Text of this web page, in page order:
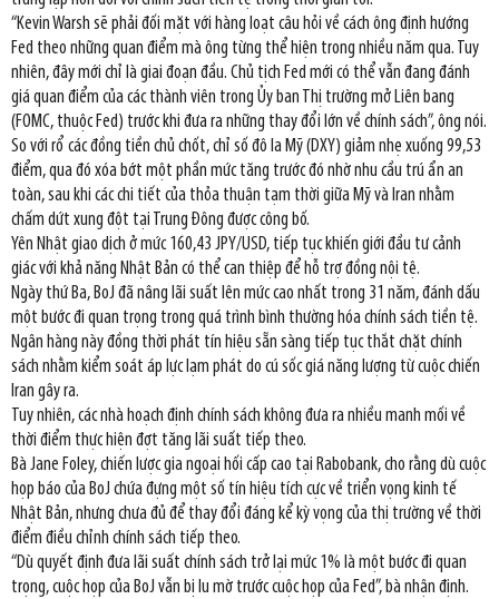
“Kevin Warsh sẽ phải đối mặt với hàng loạt câu hỏi về cách ông định hướng
Fed theo những quan điểm mà ông từng thể hiện trong nhiều năm qua. Tuy
nhiên, đây mới chỉ là giai đoạn đầu. Chủ tịch Fed mới có thể vẫn đang đánh
giá quan điểm của các thành viên trong Ủy ban Thị trường mở Liên bang
(FOMC, thuộc Fed) trước khi đưa ra những thay đổi lớn về chính sách”, ông nói.
So với rổ các đồng tiền chủ chốt, chỉ số đô la Mỹ (DXY) giảm nhẹ xuống 99,53
điểm, qua đó xóa bớt một phần mức tăng trước đó nhờ nhu cầu trú ẩn an
toàn, sau khi các chi tiết của thỏa thuận tạm thời giữa Mỹ và Iran nhằm
chấm dứt xung đột tại Trung Đông được công bố.
Yên Nhật giao dịch ở mức 160,43 JPY/USD, tiếp tục khiến giới đầu tư cảnh
giác với khả năng Nhật Bản có thể can thiệp để hỗ trợ đồng nội tệ.
Ngày thứ Ba, BoJ đã nâng lãi suất lên mức cao nhất trong 31 năm, đánh dấu
một bước đi quan trọng trong quá trình bình thường hóa chính sách tiền tệ.
Ngân hàng này đồng thời phát tín hiệu sẵn sàng tiếp tục thắt chặt chính
sách nhằm kiểm soát áp lực lạm phát do cú sốc giá năng lượng từ cuộc chiến
Iran gây ra.
Tuy nhiên, các nhà hoạch định chính sách không đưa ra nhiều manh mối về
thời điểm thực hiện đợt tăng lãi suất tiếp theo.
Bà Jane Foley, chiến lược gia ngoại hối cấp cao tại Rabobank, cho rằng dù cuộc
họp báo của BoJ chứa đựng một số tín hiệu tích cực về triển vọng kinh tế
Nhật Bản, nhưng chưa đủ để thay đổi đáng kể kỳ vọng của thị trường về thời
điểm điều chỉnh chính sách tiếp theo.
“Dù quyết định đưa lãi suất chính sách trở lại mức 1% là một bước đi quan
trọng, cuộc họp của BoJ vẫn bị lu mờ trước cuộc họp của Fed”, bà nhận định.